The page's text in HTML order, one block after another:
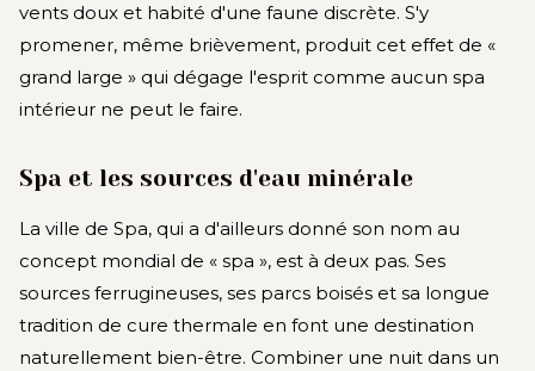
vents doux et habité d'une faune discrète. S'y
promener, même brièvement, produit cet effet de «
grand large » qui dégage l'esprit comme aucun spa
intérieur ne peut le faire.
Spa et les sources d'eau minérale
La ville de Spa, qui a d'ailleurs donné son nom au
concept mondial de « spa », est à deux pas. Ses
sources ferrugineuses, ses parcs boisés et sa longue
tradition de cure thermale en font une destination
naturellement bien-être. Combiner une nuit dans un